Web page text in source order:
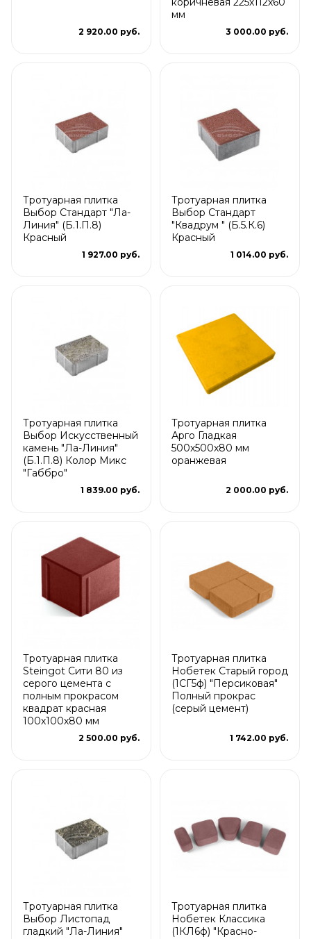
2 920.00 руб.
мм
3 000.00 руб.
Тротуарная плитка
Выбор Стандарт "Ла-
Линия" (Б.1.П.8)
Красный
1 927.00 руб.
Тротуарная плитка
Выбор Стандарт
"Квадрум " (Б.5.К.6)
Красный
1 014.00 руб.
Тротуарная плитка
Выбор Искусственный
камень "Ла-Линия"
(Б.1.П.8) Колор Микс
"Габбро"
1 839.00 руб.
Тротуарная плитка
Арго Гладкая
500x500x80 мм
оранжевая
2 000.00 руб.
Тротуарная плитка
Steingot Сити 80 из
серого цемента с
полным прокрасом
квадрат красная
100х100х80 мм
2 500.00 руб.
Тротуарная плитка
Нобетек Старый город
(1СГ5ф) "Персиковая"
Полный прокрас
(серый цемент)
1 742.00 руб.
Тротуарная плитка
Выбор Листопад
гладкий "Ла-Линия"
Тротуарная плитка
Нобетек Классика
(1КЛ6ф) "Красно-